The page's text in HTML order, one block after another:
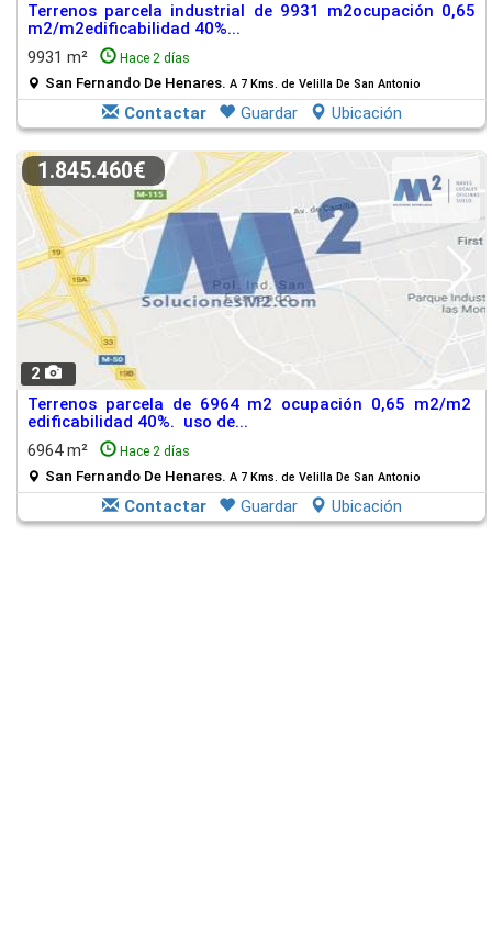
Terrenos parcela industrial de 9931 m2ocupación 0,65
m2/m2edificabilidad 40%...
9931 m²
Hace 2 días
San Fernando De Henares. A 7 Kms. de Velilla De San Antonio
Contactar Guardar Ubicación
2
1.845.460€
Terrenos parcela de 6964 m2 ocupación 0,65 m2/m2
edificabilidad 40%. uso de...
6964 m²
Hace 2 días
San Fernando De Henares. A 7 Kms. de Velilla De San Antonio
Contactar Guardar Ubicación